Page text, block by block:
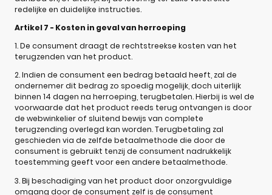
redelijke en duidelijke instructies.
Artikel 7 - Kosten in geval van herroeping
1. De consument draagt de rechtstreekse kosten van het
terugzenden van het product.
2. Indien de consument een bedrag betaald heeft, zal de
ondernemer dit bedrag zo spoedig mogelijk, doch uiterlijk
binnen 14 dagen na herroeping, terugbetalen. Hierbij is wel de
voorwaarde dat het product reeds terug ontvangen is door
de webwinkelier of sluitend bewijs van complete
terugzending overlegd kan worden. Terugbetaling zal
geschieden via de zelfde betaalmethode die door de
consument is gebruikt tenzij de consument nadrukkelijk
toestemming geeft voor een andere betaalmethode.
3. Bij beschadiging van het product door onzorgvuldige
omgang door de consument zelf is de consument